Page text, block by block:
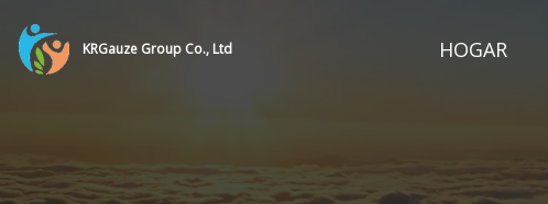
KRGauze Group Co., Ltd HOGAR